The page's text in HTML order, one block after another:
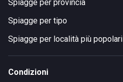
Spiagge per provincia
Spiagge per tipo
Spiagge per località più popolari
Condizioni